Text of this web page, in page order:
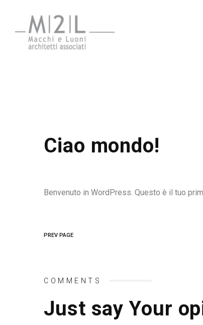
Ciao mondo!
Benvenuto in WordPress. Questo è il tuo
PREV PAGE
COMMENTS
Just say Your